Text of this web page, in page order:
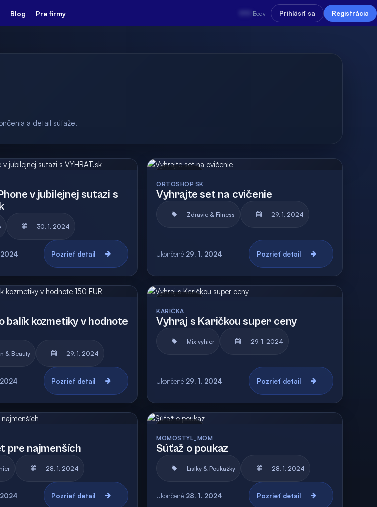
Blog Pre firmy Body Prihlásiť sa Registrácia
a detail súťaže.
v jubilejnej sutazi s
30. 1. 2024
2024 Pozrieť detail
ORTOSHOP.SK
Vyhrajte set na cvičenie
Zdravie & Fitness 29. 1. 2024
Ukončené 29. 1. 2024 Pozrieť detail
balík kozmetiky v hodnote
& Beauty 29. 1. 2024
Pozrieť detail
KARIČKA
Vyhraj s Karičkou super ceny
Mix výhier 29. 1. 2024
Ukončené 29. 1. 2024 Pozrieť detail
pre najmenších
28. 1. 2024
Pozrieť detail
MOMOSTYL_MOM
Súťaž o poukaz
Lístky & Poukážky 28. 1. 2024
Ukončené 28. 1. 2024 Pozrieť detail